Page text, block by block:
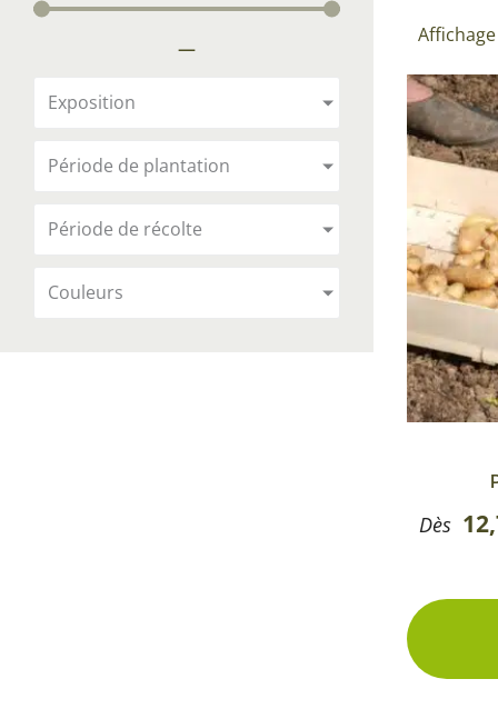
Arbustes de terre de bruyère
Plantes Grimpantes
Plantes méditerranéennes et exotiques
Rosiers
Plantes
Plantes
Plantes
Plantes
—
Exposition
Période de plantation
Période de récolte
Couleurs
Dès